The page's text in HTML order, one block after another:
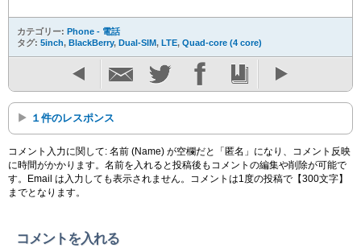
カテゴリー: Phone - 電話
タグ: 5inch, BlackBerry, Dual-SIM, LTE, Quad-core (4 core)
１件のレスポンス
コメント入力に関して: 名前 (Name) が空欄だと「匿名」になり、コメント反映
に時間がかかります。名前を入れると投稿後もコメントの編集や削除が可能で
す。Email は入力しても表示されません。コメントは1度の投稿で【300文字】
までとなります。
コメントを入れる